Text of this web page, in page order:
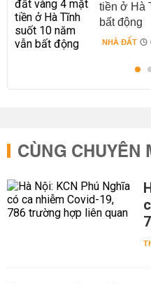
tiền ở Hà
bất động
NHÀ ĐẤT
CÙNG CHUYÊN